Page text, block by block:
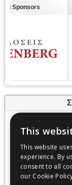
Sponsors
This
This website
experience. By
consent to all
our Cookie